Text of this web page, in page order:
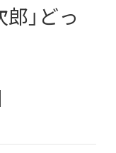
郎」どっ